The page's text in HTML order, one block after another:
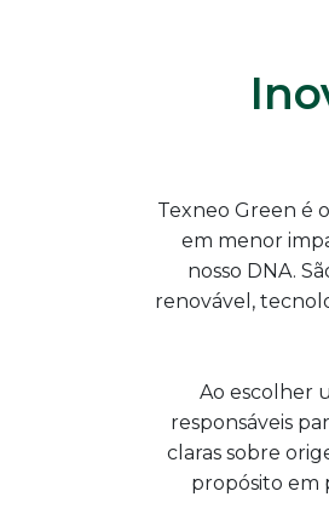
Texneo Green é
em menor
nosso DNA.
renovável,
Ao escolher
responsáveis
claras sobre
propósito em